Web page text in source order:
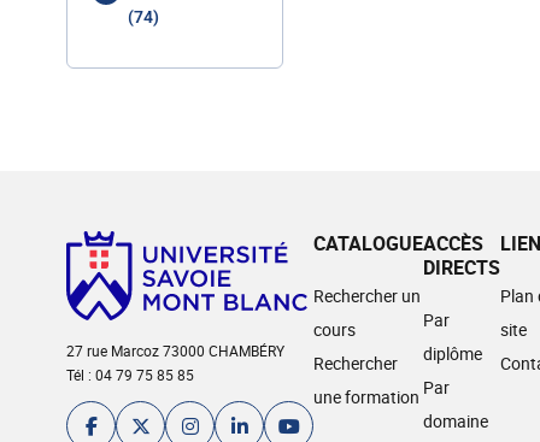
(74)
27 rue Marcoz 73000 CHAMBÉRY
Tél : 04 79 75 85 85
CATALOGUE
Rechercher un
cours
Rechercher
une formation
ACCÈS
DIRECTS
Par
diplôme
Par
domaine
Plan
site